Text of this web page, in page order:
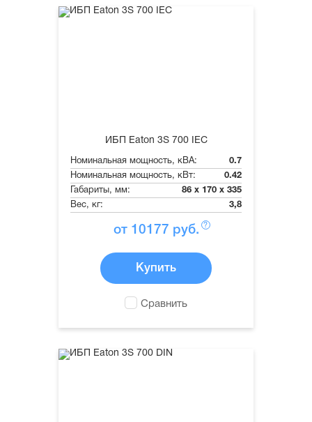
ИБП Eaton 3S 700 IEC
Номинальная мощность, кВА:
0.7
Номинальная мощность, кВт:
0.42
Габариты, мм:
86 x 170 x 335
Вес, кг:
3,8
от 10177 руб. ?
Купить
Сравнить